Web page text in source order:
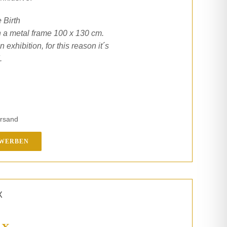
Birth
metal frame 100 x 130 cm.
exhibition, for this reason it´s